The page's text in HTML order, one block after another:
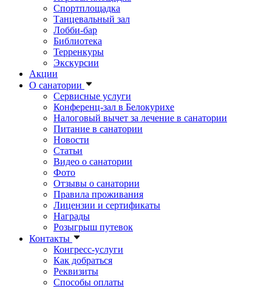
Спортплощадка
Танцевальный зал
Лобби-бар
Библиотека
Терренкуры
Экскурсии
Акции
О санатории
Сервисные услуги
Конференц-зал в Белокурихе
Налоговый вычет за лечение в санатории
Питание в санатории
Новости
Статьи
Видео о санатории
Фото
Отзывы о санатории
Правила проживания
Лицензии и сертификаты
Награды
Розыгрыш путевок
Контакты
Конгресс-услуги
Как добраться
Реквизиты
Способы оплаты